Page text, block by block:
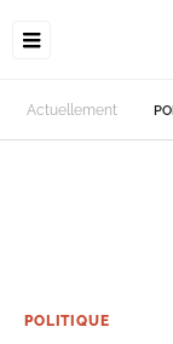
Actuellement
POLITIQUE